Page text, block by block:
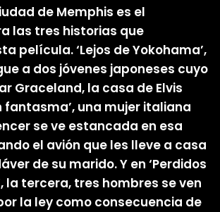
de Memphis es el
las tres historias que
película. ‘Lejos de Yokohama’,
a dos jóvenes japoneses cuyo
Graceland, la casa de Elvis
fantasma’, una mujer italiana
se ve estancada en esa
el avión que les lleve a casa
de su marido. Y en ‘Perdidos
la tercera, tres hombres se ven
la ley como consecuencia de